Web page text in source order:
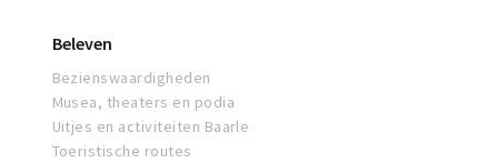
Beleven
Bezienswaardigheden
Musea, theaters en podia
Uitjes en activiteiten Baarle
Toeristische routes